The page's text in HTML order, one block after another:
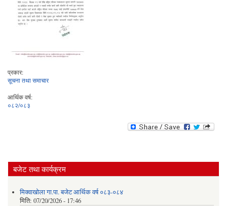
प्रकार:
सूचना तथा समाचार
आर्थिक वर्ष:
०८२/०८३
बजेट तथा कार्यक्रम
मिक्वाखोला गा.पा. बजेट आर्थिक वर्ष ०८३-०८४
मिति: 07/20/2026 - 17:46